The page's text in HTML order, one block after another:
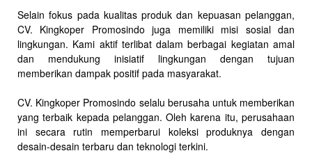
Selain fokus pada kualitas produk dan kepuasan pelanggan,
CV. Kingkoper Promosindo juga memiliki misi sosial dan
lingkungan. Kami aktif terlibat dalam berbagai kegiatan amal
dan mendukung inisiatif lingkungan dengan tujuan
memberikan dampak positif pada masyarakat.
CV. Kingkoper Promosindo selalu berusaha untuk memberikan
yang terbaik kepada pelanggan. Oleh karena itu, perusahaan
ini secara rutin memperbarui koleksi produknya dengan
desain-desain terbaru dan teknologi terkini.